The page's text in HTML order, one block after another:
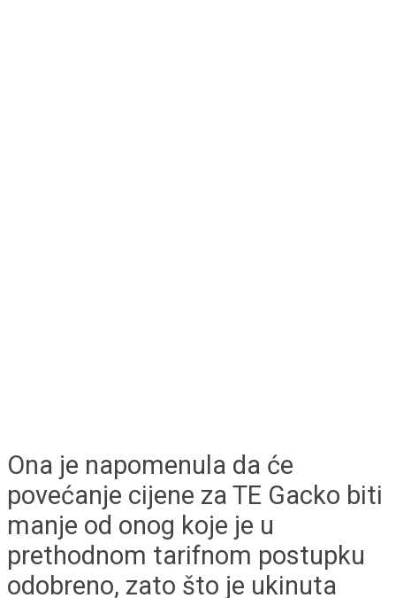
Ona je napomenula da će
povećanje cijene za TE Gacko biti
manje od onog koje je u
prethodnom tarifnom postupku
odobreno, zato što je ukinuta